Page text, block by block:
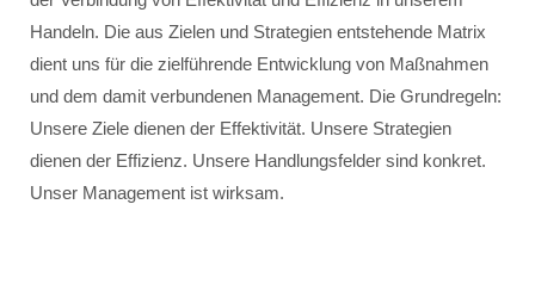
Handeln. Die aus Zielen und Strategien entstehende Matrix
dient uns für die zielführende Entwicklung von Maßnahmen
und dem damit verbundenen Management. Die Grundregeln:
Unsere Ziele dienen der Effektivität. Unsere Strategien
dienen der Effizienz. Unsere Handlungsfelder sind konkret.
Unser Management ist wirksam.